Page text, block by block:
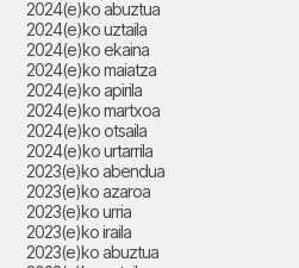
2024(e)ko abuztua
2024(e)ko uztaila
2024(e)ko ekaina
2024(e)ko maiatza
2024(e)ko apirila
2024(e)ko martxoa
2024(e)ko otsaila
2024(e)ko urtarrila
2023(e)ko abendua
2023(e)ko azaroa
2023(e)ko urria
2023(e)ko iraila
2023(e)ko abuztua